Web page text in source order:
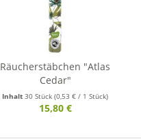
Räucherstäbchen "Atlas
Cedar"
Inhalt30 Stück(0,53 € / 1 Stück)
15,80 €